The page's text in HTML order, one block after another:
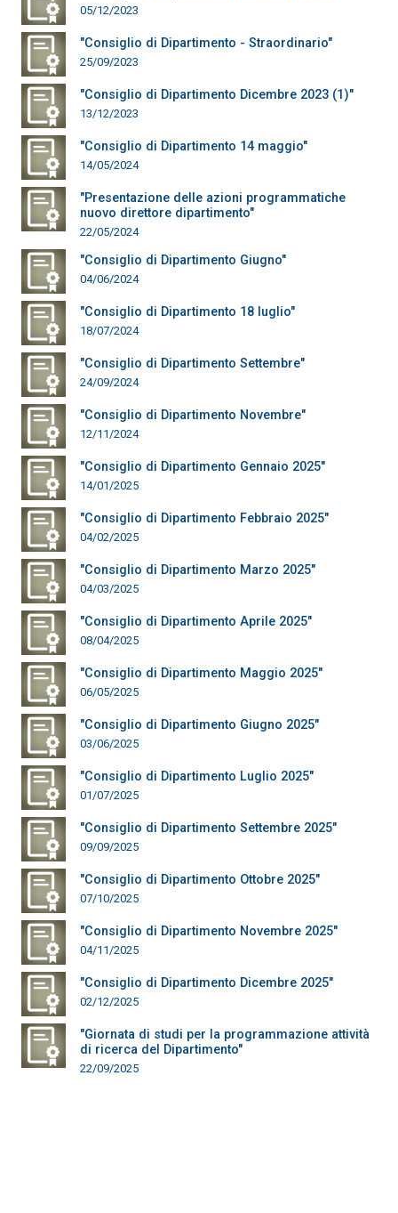
05/12/2023
"Consiglio di Dipartimento - Straordinario"
25/09/2023
"Consiglio di Dipartimento Dicembre 2023 (1)"
13/12/2023
"Consiglio di Dipartimento 14 maggio"
14/05/2024
"Presentazione delle azioni programmatiche
nuovo direttore dipartimento"
22/05/2024
"Consiglio di Dipartimento Giugno"
04/06/2024
"Consiglio di Dipartimento 18 luglio"
18/07/2024
"Consiglio di Dipartimento Settembre"
24/09/2024
"Consiglio di Dipartimento Novembre"
12/11/2024
"Consiglio di Dipartimento Gennaio 2025"
14/01/2025
"Consiglio di Dipartimento Febbraio 2025"
04/02/2025
"Consiglio di Dipartimento Marzo 2025"
04/03/2025
"Consiglio di Dipartimento Aprile 2025"
08/04/2025
"Consiglio di Dipartimento Maggio 2025"
06/05/2025
"Consiglio di Dipartimento Giugno 2025"
03/06/2025
"Consiglio di Dipartimento Luglio 2025"
01/07/2025
"Consiglio di Dipartimento Settembre 2025"
09/09/2025
"Consiglio di Dipartimento Ottobre 2025"
07/10/2025
"Consiglio di Dipartimento Novembre 2025"
04/11/2025
"Consiglio di Dipartimento Dicembre 2025"
02/12/2025
"Giornata di studi per la programmazione attività
di ricerca del Dipartimento"
22/09/2025